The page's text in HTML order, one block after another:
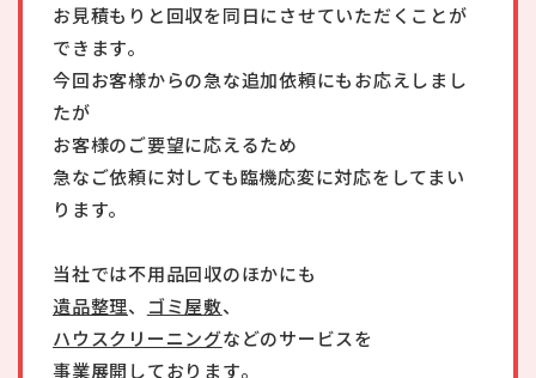
お見積もりと回収を同日にさせていただくことが
できます。
今回お客様からの急な追加依頼にもお応えしまし
たが
お客様のご要望に応えるため
急なご依頼に対しても臨機応変に対応をしてまい
ります。
当社では不用品回収のほかにも
遺品整理、 ゴミ屋敷、
ハウスクリーニングなどのサービスを
事業展開しております。